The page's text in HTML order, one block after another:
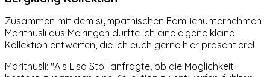
Zusammen mit dem sympathischen Familienunternehmen
Märithüsli aus Meiringen durfte ich eine eigene kleine
Kollektion entwerfen, die ich euch gerne hier präsentiere!
Märithüsli: "Als Lisa Stoll anfragte, ob die Möglichkeit